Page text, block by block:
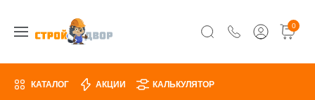
0
КАТАЛОГ АКЦИИ КАЛЬКУЛЯТОР